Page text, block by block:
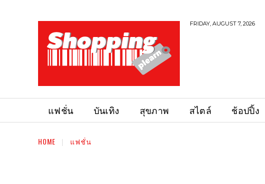
FRIDAY, AUGUST 7, 2026
แฟชั่น บันเทิง สุขภาพ สไตล์ ช้อปปิ้ง
HOME แฟชั่น